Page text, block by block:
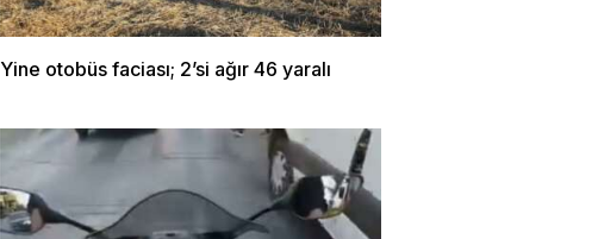
Yine otobüs faciası; 2’si ağır 46 yaralı